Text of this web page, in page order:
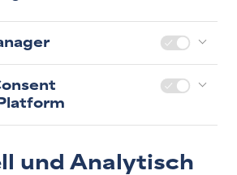
und Analytisch